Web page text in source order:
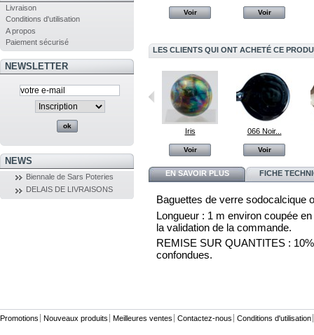
Livraison
Conditions d'utilisation
A propos
Paiement sécurisé
NEWSLETTER
NEWS
Biennale de Sars Poteries
DELAIS DE LIVRAISONS
Voir Voir
LES CLIENTS QUI ONT ACHETÉ CE
032 Verde... Iris
Voir
066 Noir...
Voir
EN SAVOIR PLUS FICHE
Baguettes de verre sodocalcique
Longueur : 1 m environ coupée
la validation de la commande.
REMISE SUR QUANTITES :
confondues.
Promotions Nouveaux produits Meilleures ventes Contactez-nous Conditions d'utilisation